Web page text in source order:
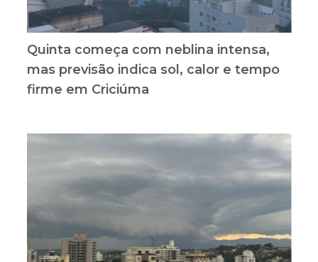
Quinta começa com neblina intensa,
mas previsão indica sol, calor e tempo
firme em Criciúma